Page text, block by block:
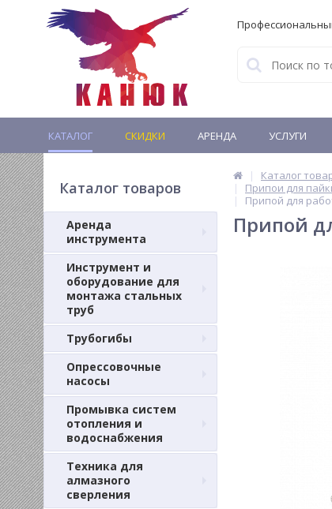
КАТАЛОГ СКИДКИ АРЕНДА УСЛУГИ
Каталог товаров
Аренда
инструмента
Инструмент и
оборудование для
монтажа стальных
труб
Трубогибы
Опрессовочные
насосы
Промывка систем
отопления и
водоснабжения
Техника для
алмазного
сверления
Каталог
Припои для
Припой для
Припой